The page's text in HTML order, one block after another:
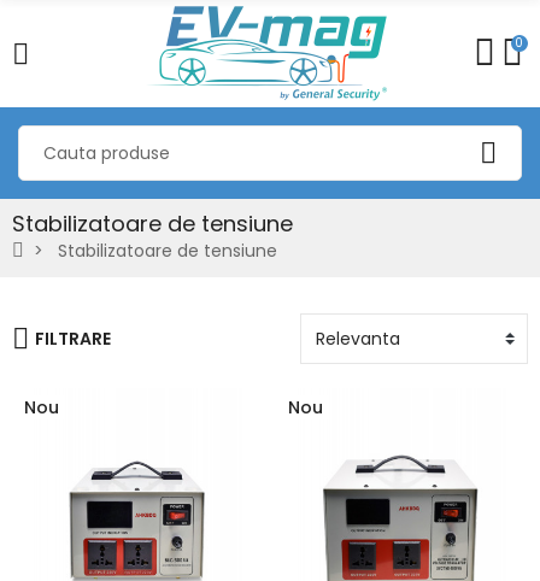
0
Stabilizatoare de tensiune
Stabilizatoare de tensiune
FILTRARE
Nou Nou